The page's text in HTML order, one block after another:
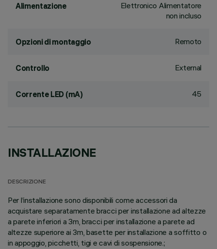
Alimentazione
Elettronico Alimentatore
non incluso
Opzioni di montaggio Remoto
Controllo External
Corrente LED (mA) 45
INSTALLAZIONE
DESCRIZIONE
Per l’installazione sono disponibili come accessori da
acquistare separatamente bracci per installazione ad altezze
a parete inferiori a 3m, bracci per installazione a parete ad
altezze superiore ai 3m, basette per installazione a soffitto o
in appoggio, picchetti, tigi e cavi di sospensione.;